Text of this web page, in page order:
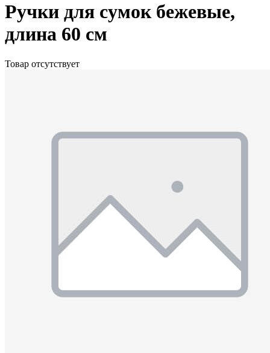
Ручки для сумок бежевые,
длина 60 см
Товар отсутствует